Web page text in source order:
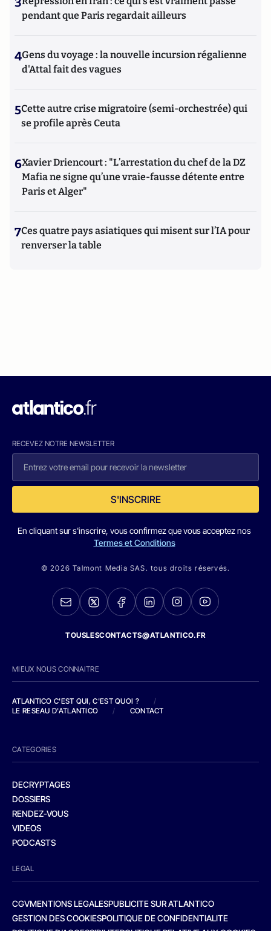
pendant que Paris regardait ailleurs
4Gens du voyage : la nouvelle incursion régalienne
d'Attal fait des vagues
5Cette autre crise migratoire (semi-orchestrée) qui
se profile après Ceuta
6Xavier Driencourt : "L’arrestation du chef de la DZ
Mafia ne signe qu’une vraie-fausse détente entre
Paris et Alger"
7Ces quatre pays asiatiques qui misent sur l’IA pour
renverser la table
RECEVEZ NOTRE NEWSLETTER
S'INSCRIRE
En cliquant sur s'inscrire, vous confirmez que vous acceptez nos
Termes et Conditions
© 2026 Talmont Media SAS. tous droits réservés.
TOUSLESCONTACTS@ATLANTICO.FR
MIEUX NOUS CONNAITRE
ATLANTICO C'EST QUI, C'EST QUOI ?
/
LE RESEAU D'ATLANTICO
/ CONTACT
CATEGORIES
DECRYPTAGES
DOSSIERS
RENDEZ-VOUS
VIDEOS
PODCASTS
LEGAL
CGVMENTIONS LEGALESPUBLICITE SUR ATLANTICO
GESTION DES COOKIESPOLITIQUE DE CONFIDENTIALITE